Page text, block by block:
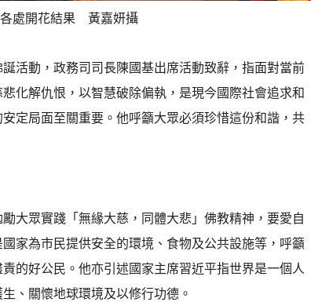
各處開花結果 黃嘉妍攝
活動，政務司司長陳國基出席活動致辭，指面對當前
化解仇恨，以智慧破除偏執，是現今國際社會追求和
定局面至關重要。他呼籲大眾必須珍惜這份和諧，共
大眾實踐「無緣大慈，同體大悲」佛教精神，要愛自
家為市民提供安全的環境、食物及公共設施等，呼籲
的好公民。他亦引述國家主席習近平指世界是一個人
、關懷地球環境及以修行功德。